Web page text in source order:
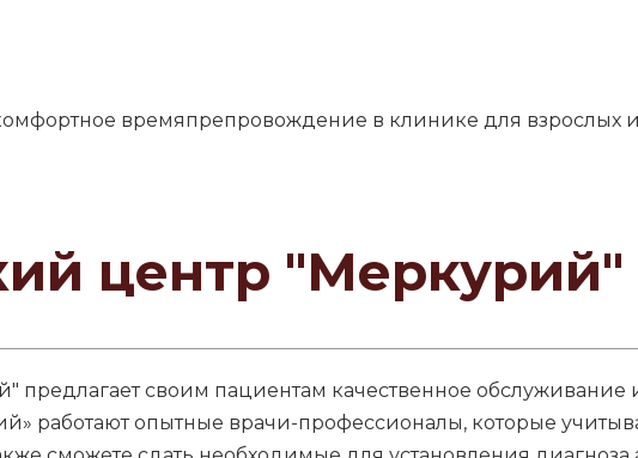
времяпрепровождение в клинике для взрослых
центр "Меркурий"
своим пациентам качественное обслуживание
работают опытные врачи-профессионалы, которые